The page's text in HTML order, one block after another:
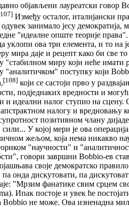
објављени лауреатски говор
Између осталог, италијански
одувек занимало јесу демократија,
"идеалне опште теорије
уклопи ова три елемента, и то на
мира даје и рецепт како би све
"стабилном миру који неће имати
"аналитичком" поступку који
[108] који се састоји прво у
подједнаких вредности и
и идеални налог ступио на сцену.
налогу и вредновању
позитивном члану
У којој мери је ова
жељом, која нема никакво
"научности" и
говори завршни Bobbio-ев
своје демократско
па онда дискутовати, па
"Мрзим фанатике свим срцем
Ипак постоје и увек ће
Bobbio не може. Ова изненадна